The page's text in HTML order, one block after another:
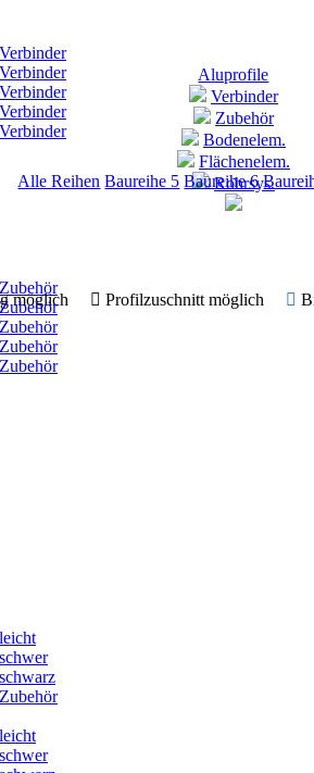
Aluprofile
Verbinder
Zubehör
Bodenelem.
Flächenelem.
Rohrsys.
Alle Reihen Baureihe 5 Baureihe 6
möglich Profilzuschnitt möglich